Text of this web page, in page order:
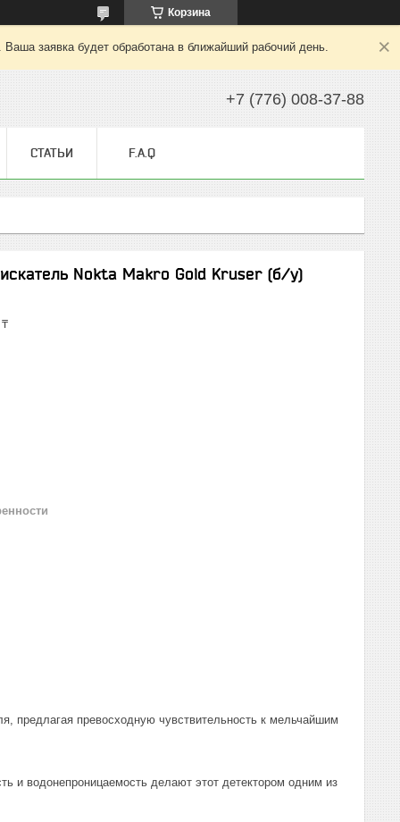
Корзина
заявка будет обработана в ближайший рабочий день.
+7 (776) 008-37-88
СТАТЬИ F.A.Q
Nokta Makro Gold Kruser (б/у)
предлагая превосходную чувствительность к мельчайшим
и водонепроницаемость делают этот детектором одним из